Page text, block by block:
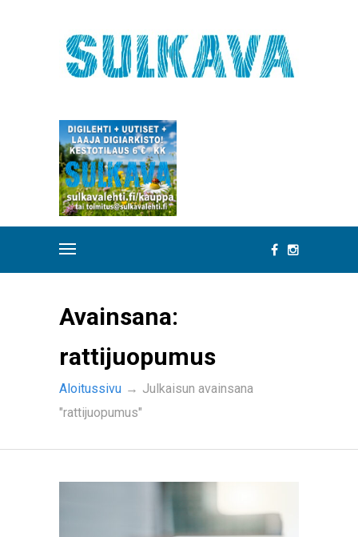
Avainsana:
rattijuopumus
Aloitussivu → Julkaisun avainsana
"rattijuopumus"